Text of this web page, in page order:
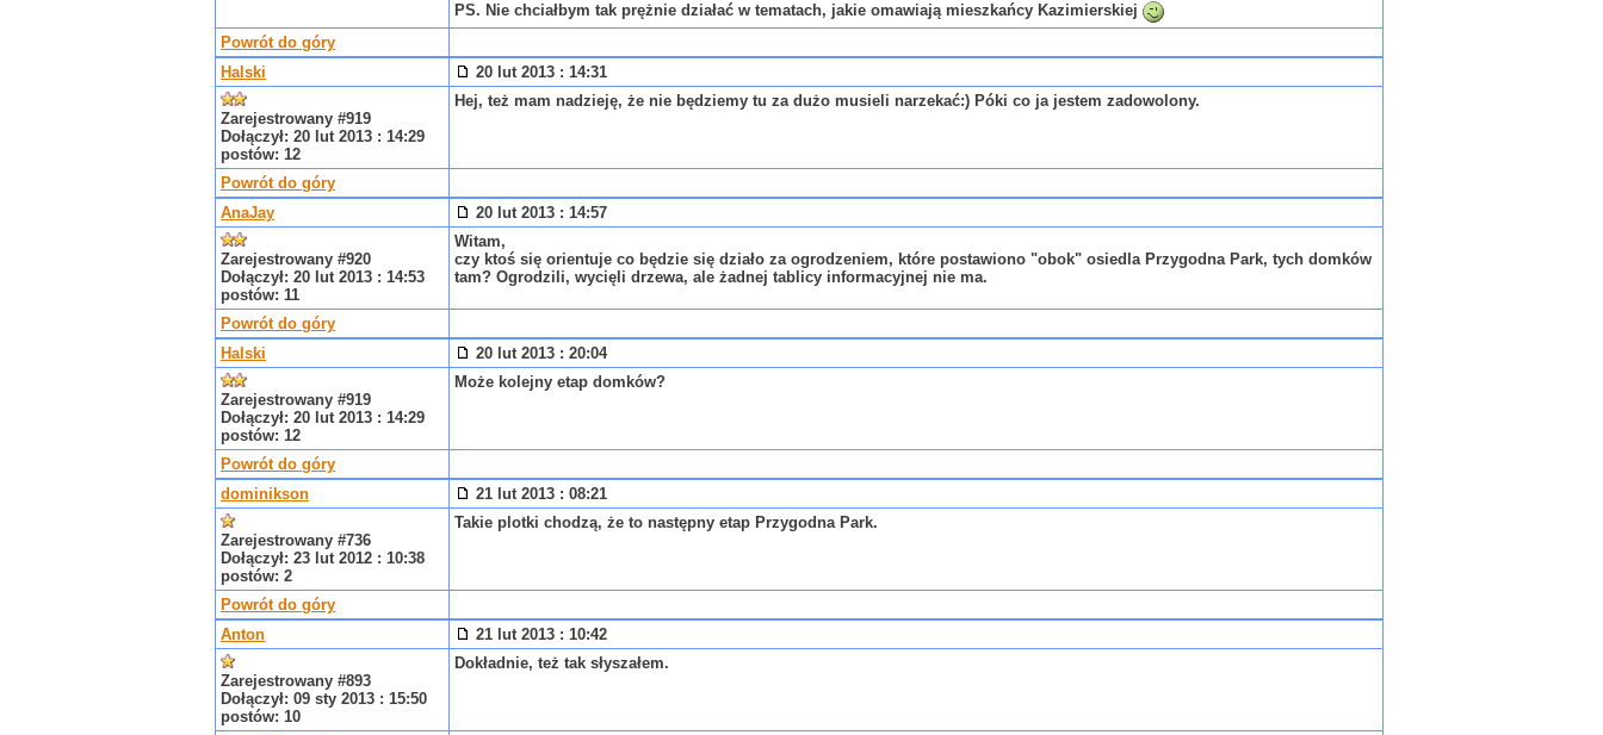
PS. Nie chciałbym tak prężnie działać w tematach, jakie omawiają mieszkańcy Kazimierskiej
Powrót do góry
Halski
20 lut 2013 : 14:31
Zarejestrowany #919
Dołączył: 20 lut 2013 : 14:29
postów: 12
Hej, też mam nadzieję, że nie będziemy tu za dużo musieli narzekać:) Póki co ja jestem zadowolony.
Powrót do góry
AnaJay
20 lut 2013 : 14:57
Zarejestrowany #920
Dołączył: 20 lut 2013 : 14:53
postów: 11
Witam,
czy ktoś się orientuje co będzie się działo za ogrodzeniem, które postawiono "obok" osiedla Przygodna Park, tych domków
tam? Ogrodzili, wycięli drzewa, ale żadnej tablicy informacyjnej nie ma.
Powrót do góry
Halski
20 lut 2013 : 20:04
Zarejestrowany #919
Dołączył: 20 lut 2013 : 14:29
postów: 12
Może kolejny etap domków?
Powrót do góry
dominikson
21 lut 2013 : 08:21
Zarejestrowany #736
Dołączył: 23 lut 2012 : 10:38
postów: 2
Takie plotki chodzą, że to następny etap Przygodna Park.
Powrót do góry
Anton
21 lut 2013 : 10:42
Zarejestrowany #893
Dołączył: 09 sty 2013 : 15:50
postów: 10
Dokładnie, też tak słyszałem.